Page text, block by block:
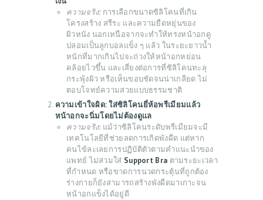
ความจริง:การเลือกขนาดซิลิโคนที่เกิน
โครงสร้าง สรีระ และความยืดหยุ่นของ
ผิวหนัง นอกเหนือจากจะทำให้ทรงหน้าอกดู
ปลอมเป็นลูกบอลแข็ง ๆ แล้ว ในระยะยาวน้ำ
หนักที่มากเกินไปจะถ่วงให้หน้าอกหย่อน
คล้อยไวขึ้น และเสี่ยงต่อการที่ซิลิโคนทะลุ
กระพุ้งผิว หรือเห็นขอบชัดจนน่าเกลียด ไม่
ตอบโจทย์ความสวยแบบธรรมชาติ
ความเข้าใจผิด: ใส่ซิลิโคนยี่ห้อพรีเมียมแล้ว
หน้าอกจะนิ่มโดยไม่ต้องดูแล
ความจริง:แม้ว่าซิลิโคนระดับพรีเมียมจะมี
เทคโนโลยีที่ช่วยลดการเกิดพังผืด แต่หาก
คนไข้ละเลยการปฏิบัติตัวตามคำแนะนำของ
แพทย์ ไม่สวมใส่ Support Bra ตามระยะเวลา
ที่กำหนด หรือขาดการนวดกระตุ้นที่ถูกต้อง
ร่างกายก็ยังสามารถสร้างพังผืดมาเกาะจน
หน้าอกแข็งได้อยู่ดี